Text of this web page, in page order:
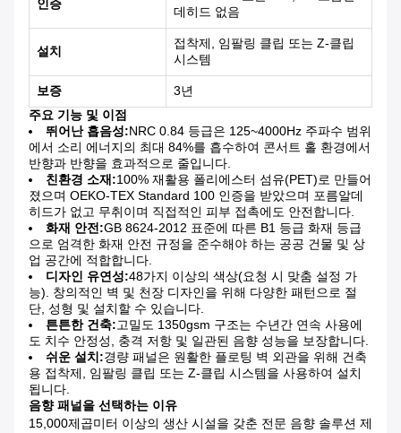
인증
데히드 없음
설치
접착제, 임팔링 클립 또는 Z-클립
시스템
보증
3년
주요 기능 및 이점
뛰어난 흡음성:NRC 0.84 등급은 125~4000Hz 주파수 범위
에서 소리 에너지의 최대 84%를 흡수하여 콘서트 홀 환경에서
반향과 반향을 효과적으로 줄입니다.
친환경 소재:100% 재활용 폴리에스터 섬유(PET)로 만들어
졌으며 OEKO-TEX Standard 100 인증을 받았으며 포름알데
히드가 없고 무취이며 직접적인 피부 접촉에도 안전합니다.
화재 안전:GB 8624-2012 표준에 따른 B1 등급 화재 등급
으로 엄격한 화재 안전 규정을 준수해야 하는 공공 건물 및 상
업 공간에 적합합니다.
디자인 유연성:48가지 이상의 색상(요청 시 맞춤 설정 가
능). 창의적인 벽 및 천장 디자인을 위해 다양한 패턴으로 절
단, 성형 및 설치할 수 있습니다.
튼튼한 건축:고밀도 1350gsm 구조는 수년간 연속 사용에
도 치수 안정성, 충격 저항 및 일관된 음향 성능을 보장합니다.
쉬운 설치:경량 패널은 원활한 플로팅 벽 외관을 위해 건축
용 접착제, 임팔링 클립 또는 Z-클립 시스템을 사용하여 설치
됩니다.
음향 패널을 선택하는 이유
15,000제곱미터 이상의 생산 시설을 갖춘 전문 음향 솔루션 제